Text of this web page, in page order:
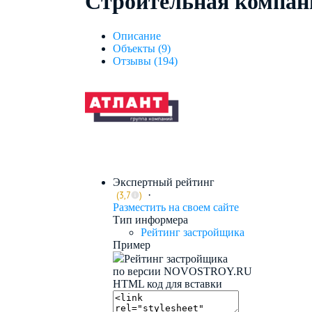
Описание
Объекты (9)
Отзывы (194)
Экспертный рейтинг
(3,7
) ·
Разместить на своем сайте
Тип информера
Рейтинг застройщика
Пример
Рейтинг застройщика
по версии NOVOSTROY.RU
HTML код для вставки